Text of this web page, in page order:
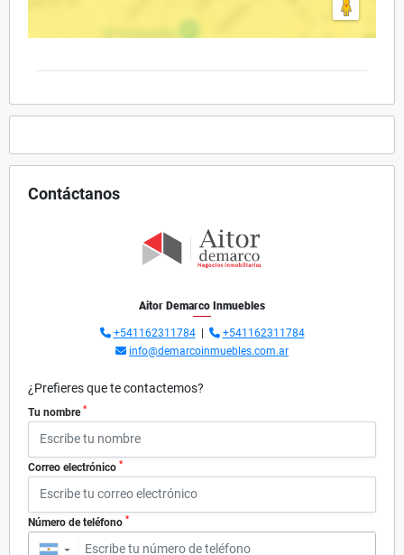
Contáctanos
Aitor Demarco Inmuebles
+541162311784|
+541162311784
info@demarcoinmuebles.com.ar
¿Prefieres que te contactemos?
Tu nombre *
Correo electrónico *
Número de teléfono *
▼